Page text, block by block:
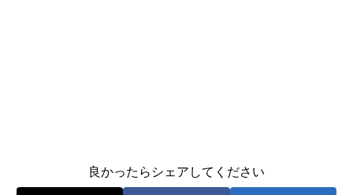
良かったらシェアしてください